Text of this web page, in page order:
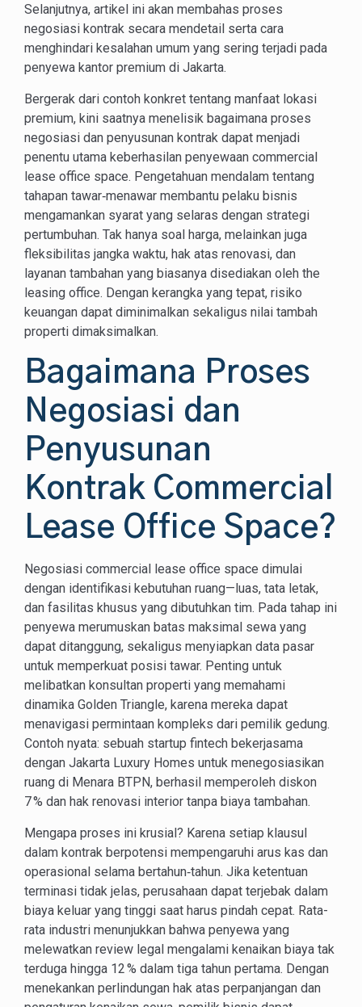
Selanjutnya, artikel ini akan membahas proses
negosiasi kontrak secara mendetail serta cara
menghindari kesalahan umum yang sering terjadi pada
penyewa kantor premium di Jakarta.
Bergerak dari contoh konkret tentang manfaat lokasi
premium, kini saatnya menelisik bagaimana proses
negosiasi dan penyusunan kontrak dapat menjadi
penentu utama keberhasilan penyewaan commercial
lease office space. Pengetahuan mendalam tentang
tahapan tawar‑menawar membantu pelaku bisnis
mengamankan syarat yang selaras dengan strategi
pertumbuhan. Tak hanya soal harga, melainkan juga
fleksibilitas jangka waktu, hak atas renovasi, dan
layanan tambahan yang biasanya disediakan oleh the
leasing office. Dengan kerangka yang tepat, risiko
keuangan dapat diminimalkan sekaligus nilai tambah
properti dimaksimalkan.
Bagaimana Proses
Negosiasi dan
Penyusunan
Kontrak Commercial
Lease Office Space?
Negosiasi commercial lease office space dimulai
dengan identifikasi kebutuhan ruang—luas, tata letak,
dan fasilitas khusus yang dibutuhkan tim. Pada tahap ini
penyewa merumuskan batas maksimal sewa yang
dapat ditanggung, sekaligus menyiapkan data pasar
untuk memperkuat posisi tawar. Penting untuk
melibatkan konsultan properti yang memahami
dinamika Golden Triangle, karena mereka dapat
menavigasi permintaan kompleks dari pemilik gedung.
Contoh nyata: sebuah startup fintech bekerjasama
dengan Jakarta Luxury Homes untuk menegosiasikan
ruang di Menara BTPN, berhasil memperoleh diskon
7 % dan hak renovasi interior tanpa biaya tambahan.
Mengapa proses ini krusial? Karena setiap klausul
dalam kontrak berpotensi mempengaruhi arus kas dan
operasional selama bertahun‑tahun. Jika ketentuan
terminasi tidak jelas, perusahaan dapat terjebak dalam
biaya keluar yang tinggi saat harus pindah cepat. Rata-
rata industri menunjukkan bahwa penyewa yang
melewatkan review legal mengalami kenaikan biaya tak
terduga hingga 12 % dalam tiga tahun pertama. Dengan
menekankan perlindungan hak atas perpanjangan dan